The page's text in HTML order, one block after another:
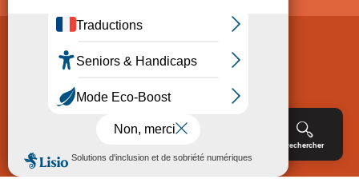
Rechercher
Politique de Protection des données
Accessibilité : non conforme